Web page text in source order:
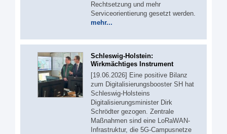
Rechtsetzung und mehr
Serviceorientierung gesetzt werden.
mehr...
Schleswig-Holstein:
Wirkmächtiges Instrument
[19.06.2026] Eine positive Bilanz
zum Digitalisierungsbooster SH hat
Schleswig-Holsteins
Digitalisierungsminister Dirk
Schrödter gezogen. Zentrale
Maßnahmen sind eine LoRaWAN-
Infrastruktur, die 5G-Campusnetze